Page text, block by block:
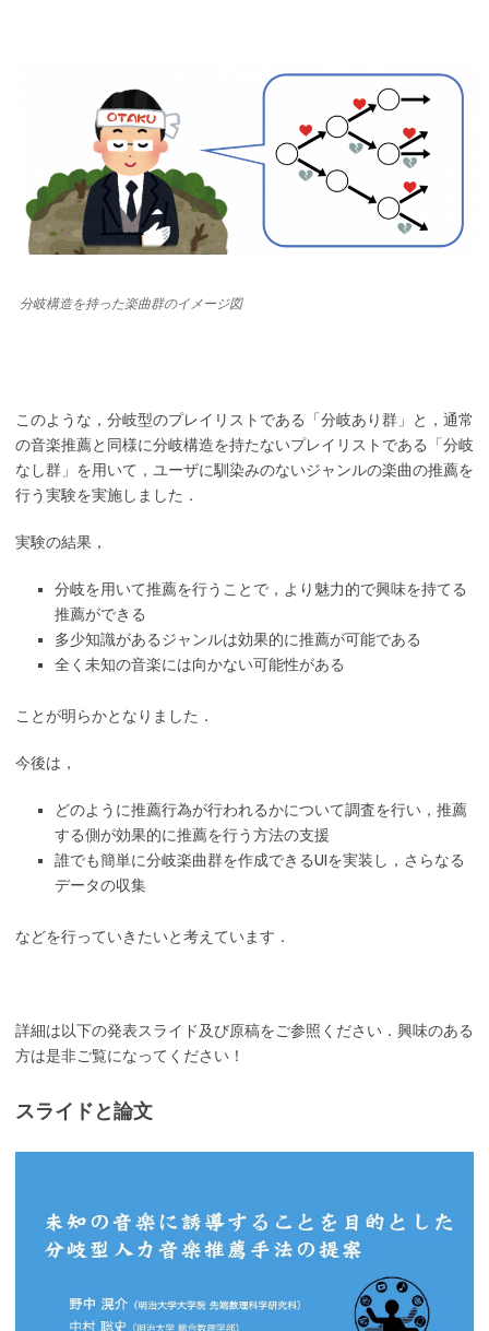
分岐構造を持った楽曲群のイメージ図
このような，分岐型のプレイリストである「分岐あり群」と，通常
の音楽推薦と同様に分岐構造を持たないプレイリストである「分岐
なし群」を用いて，ユーザに馴染みのないジャンルの楽曲の推薦を
行う実験を実施しました．
実験の結果，
分岐を用いて推薦を行うことで，より魅力的で興味を持てる
推薦ができる
多少知識があるジャンルは効果的に推薦が可能である
全く未知の音楽には向かない可能性がある
ことが明らかとなりました．
今後は，
どのように推薦行為が行われるかについて調査を行い，推薦
する側が効果的に推薦を行う方法の支援
誰でも簡単に分岐楽曲群を作成できるUIを実装し，さらなる
データの収集
などを行っていきたいと考えています．
詳細は以下の発表スライド及び原稿をご参照ください．興味のある
方は是非ご覧になってください！
スライドと論文